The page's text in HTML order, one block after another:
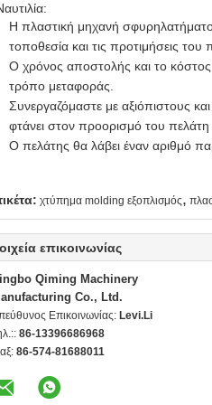
Η πλαστική μηχανή
τοποθεσία και τις προτιμήσεις του
Ο χρόνος αποστολής και το
τρόπο μεταφοράς.
Συνεργαζόμαστε με αξιόπιστους
φτάνει στον προορισμό του
Ο πελάτης θα λάβει έναν αριθμό
χτύπημα molding εξοπλισμός,
επικοινωνίας
Qiming Machinery
Co., Ltd.
Επικοινωνίας: Levi.Li
86-13396686968
86-574-81688011